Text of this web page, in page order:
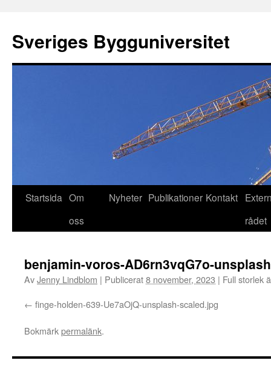
innehåll
Sveriges Bygguniversitet
Startsida Om
oss
Nyheter Publikationer Kontakt
rådet
benjamin-voros-AD6rn3vqG7o-
AvJenny Lindblom | Publicerat8 november, 2023 | Full storlek
finge-holden-639-Ue7aOjQ-unsplash-scaled.jpg
Bokmärkpermalänk.